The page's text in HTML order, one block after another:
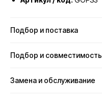
Подбор и поставка
Подбор и совместимость
Замена и обслуживание